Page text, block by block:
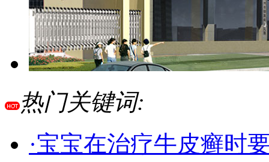
热门关键词:
·宝宝在治疗牛皮癣时